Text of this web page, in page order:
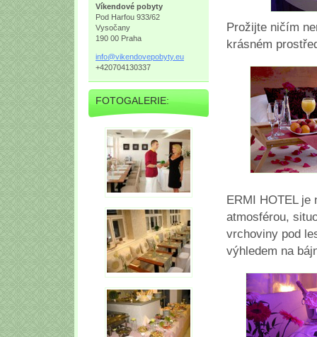
Prožijte ničím
krásném
ERMI HOTEL je
atmosférou,
vrchoviny pod
výhledem na
Víkendové pobyty
Pod Harfou 933/62
Vysočany
190 00 Praha
info@vikendovepobyty.eu
+420704130337
FOTOGALERIE: